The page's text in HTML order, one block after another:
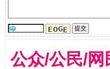
受贿1.44亿！段成刚
公众/公民/